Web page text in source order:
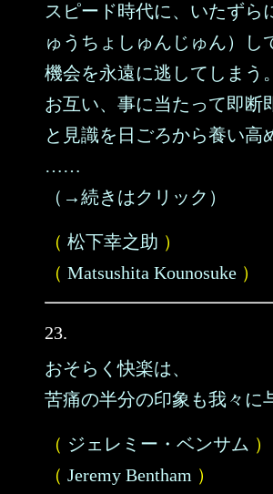
スピード時代に、いたずら
ゅうちょしゅんじゅん）し
機会を永遠に逃してしまう。
お互い、事に当たって即断
と見識を日ごろから養い高
……
（→続きはクリック）
（ 松下幸之助 ）
（ Matsushita Kounosuke ）
23.
おそらく快楽は、
苦痛の半分の印象も我々に
（ ジェレミー・ベンサム ）
（ Jeremy Bentham ）